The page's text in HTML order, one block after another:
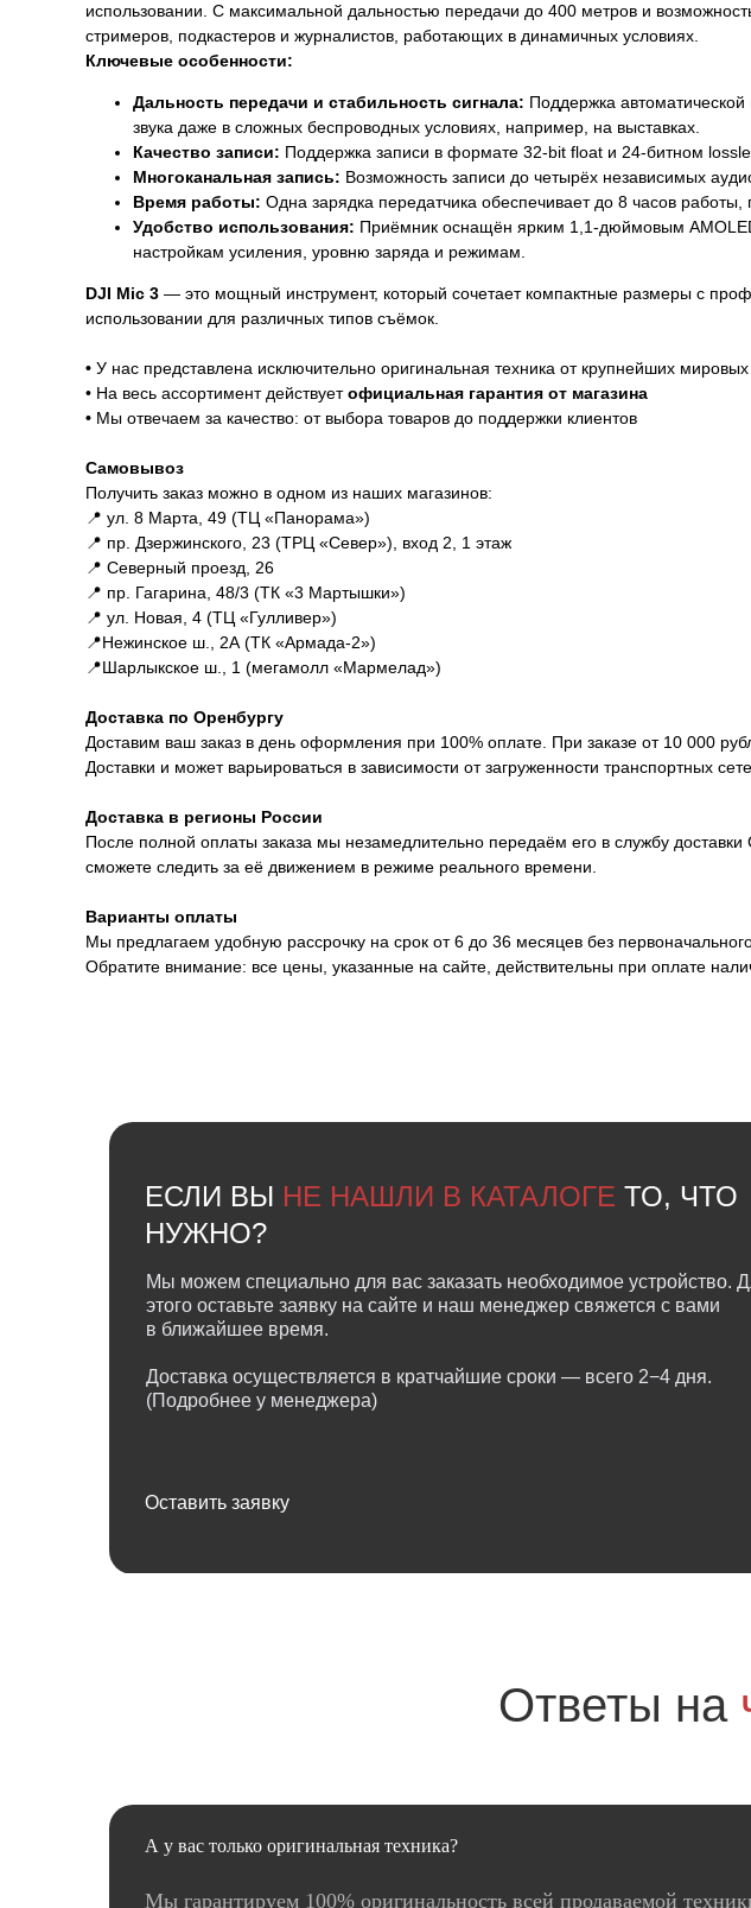
использовании. С максимальной дальностью передачи до 400 метров и
стримеров, подкастеров и журналистов, работающих в динамичных условиях.
Ключевые особенности:
Дальность передачи и стабильность сигнала: Поддержка
звука даже в сложных беспроводных условиях, например, на выставках.
Качество записи: Поддержка записи в формате 32-bit float и 24-битном
Многоканальная запись: Возможность записи до четырёх независимых
Время работы: Одна зарядка передатчика обеспечивает до 8 часов
Удобство использования: Приёмник оснащён ярким 1,1-дюймовым
настройкам усиления, уровню заряда и режимам.
DJI Mic 3 — это мощный инструмент, который сочетает компактные размеры с
использовании для различных типов съёмок.
• У нас представлена исключительно оригинальная техника от крупнейших
• На весь ассортимент действуетофициальная гарантия от магазина
• Мы отвечаем за качество: от выбора товаров до поддержки клиентов
Самовывоз
Получить заказ можно в одном из наших магазинов:
📍 ул. 8 Марта, 49 (ТЦ «Панорама»)
📍 пр. Дзержинского, 23 (ТРЦ «Север»), вход 2, 1 этаж
📍 Северный проезд, 26
📍 пр. Гагарина, 48/3 (ТК «3 Мартышки»)
📍 ул. Новая, 4 (ТЦ «Гулливер»)
📍Нежинское ш., 2А (ТК «Армада-2»)
📍Шарлыкское ш., 1 (мегамолл «Мармелад»)
Доставка по Оренбургу
Доставим ваш заказ в день оформления при 100% оплате. При заказе от 10 000
Доставки и может варьироваться в зависимости от загруженности транспортных
Доставка в регионы России
После полной оплаты заказа мы незамедлительно передаём его в службу
сможете следить за её движением в режиме реального времени.
Варианты оплаты
Мы предлагаем удобную рассрочку на срок от 6 до 36 месяцев без
Обратите внимание: все цены, указанные на сайте, действительны при оплате
Оставить заявку
Мы можем специально для вас заказать необходимое устройство.
этого оставьте заявку на сайте и наш менеджер свяжется с вами
в ближайшее время.
Доставка осуществляется в кратчайшие сроки — всего 2−4 дня.
(Подробнее у менеджера)
ЕСЛИ ВЫ НЕ НАШЛИ В КАТАЛОГЕ ТО, ЧТО
НУЖНО?
Ответы на
А у вас только оригинальная техника?
Мы гарантируем 100% оригинальность всей продаваемой